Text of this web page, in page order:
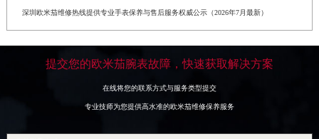
深圳欧米茄维修热线提供专业手表保养与售后服务权威公示（2026年7月最新）
提交您的欧米茄腕表故障，快速获取解决方案
在线将您的联系方式与服务类型提交
专业技师为您提供高水准的欧米茄维修保养服务